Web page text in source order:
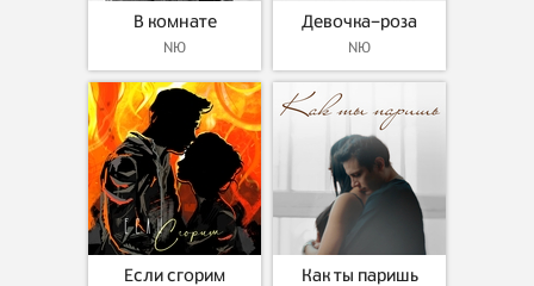
В комнате
NЮ
Девочка-роза
NЮ
Если сгорим Как ты паришь